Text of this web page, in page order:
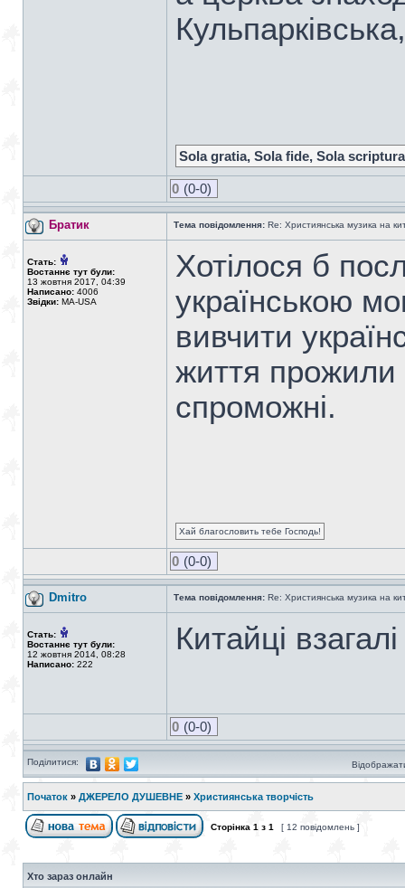
Sola gratia, Sola fide, Sola scriptura
0 (0-0)
Братик Тема повідомлення: Re: Християнська музика на
Стать:
Востаннє тут були:
13 жовтня 2017, 04:39
Написано: 4006
Звідки: MA-USA
Хотілося б
українською
вивчити
життя прожили
спроможні.
Хай благословить тебе Господь!
0 (0-0)
Dmitro Тема повідомлення: Re: Християнська музика на
Стать:
Востаннє тут були:
12 жовтня 2014, 08:28
Написано: 222
Китайці
0 (0-0)
Поділитися:
Початок » ДЖЕРЕЛО ДУШЕВНЕ » Християнська творчість
Сторінка 1 з 1 [ 12 повідомлень ]
Хто зараз онлайн